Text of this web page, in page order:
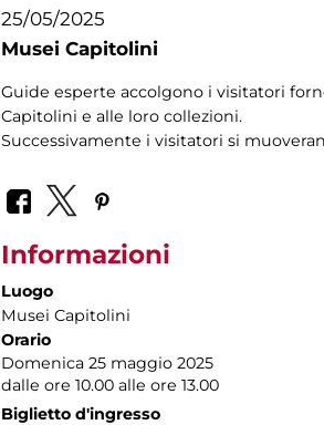
25/05/2025
Musei Capitolini
Guide esperte accolgono i visitatori
Capitolini e alle loro collezioni.
Successivamente i visitatori si
Informazioni
Luogo
Musei Capitolini
Orario
Domenica 25 maggio 2025
dalle ore 10.00 alle ore 13.00
Biglietto d'ingresso